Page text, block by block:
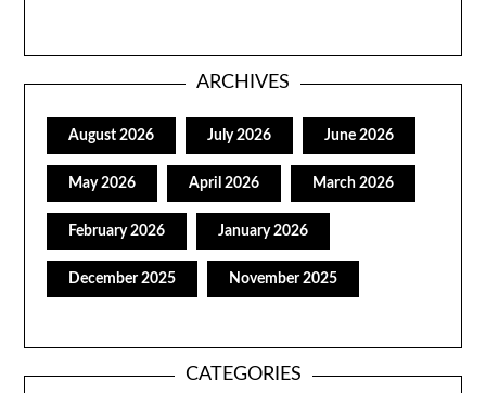
ARCHIVES
August 2026 July 2026 June 2026
May 2026 April 2026 March 2026
February 2026 January 2026
December 2025 November 2025
CATEGORIES